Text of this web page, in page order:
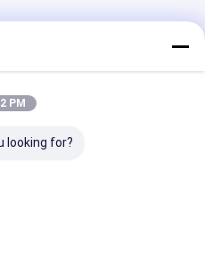
PM
looking for?